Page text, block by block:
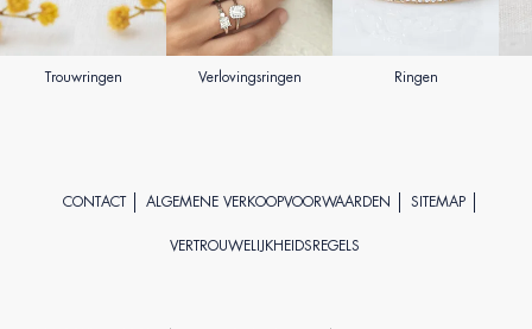
Trouwringen Verlovingsringen Ringen
CONTACT ALGEMENE VERKOOPVOORWAARDEN SITEMAP
VERTROUWELIJKHEIDSREGELS